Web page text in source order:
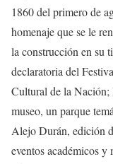
1860 del primero de
homenaje que se le
la construcción en su
declaratoria del
Cultural de la Nación;
museo, un parque
Alejo Durán, edición
eventos académicos y